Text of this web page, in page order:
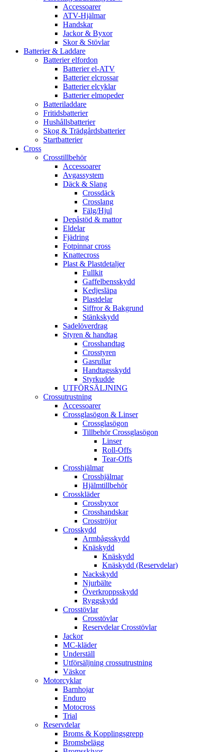
Accessoarer
ATV-Hjälmar
Handskar
Jackor & Byxor
Skor & Stövlar
Batterier & Laddare
Batterier elfordon
Batterier el-ATV
Batterier elcrossar
Batterier elcyklar
Batterier elmopeder
Batteriladdare
Fritidsbatterier
Hushållsbatterier
Skog & Trädgårdsbatterier
Startbatterier
Cross
Crosstillbehör
Accessoarer
Avgassystem
Däck & Slang
Crossdäck
Crosslang
Fälg/Hjul
Depåstöd & mattor
Eldelar
Fjädring
Fotpinnar cross
Knattecross
Plast & Plastdetaljer
Fullkit
Gaffelbensskydd
Kedjesläpa
Plastdelar
Siffror & Bakgrund
Stänkskydd
Sadelöverdrag
Styren & handtag
Crosshandtag
Crosstyren
Gasrullar
Handtagsskydd
Styrkudde
UTFÖRSÄLJNING
Crossutrustning
Accessoarer
Crossglasögon & Linser
Crossglasögon
Tillbehör Crossglasögon
Linser
Roll-Offs
Tear-Offs
Crosshjälmar
Crosshjälmar
Hjälmtillbehör
Crosskläder
Crossbyxor
Crosshandskar
Crosströjor
Crosskydd
Armbågsskydd
Knäskydd
Knäskydd
Knäskydd (Reservdelar)
Nackskydd
Njurbälte
Överkroppsskydd
Ryggskydd
Crosstövlar
Crosstövlar
Reservdelar Crosstövlar
Jackor
MC-kläder
Underställ
Utförsäljning crossutrustning
Väskor
Motorcyklar
Barnhojar
Enduro
Motocross
Trial
Reservdelar
Broms & Kopplingsgrepp
Bromsbelägg